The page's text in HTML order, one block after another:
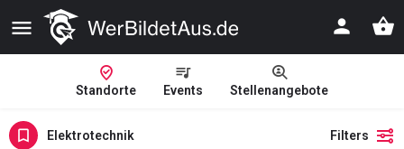
Standorte Events Stellenangebote
Elektrotechnik Filters